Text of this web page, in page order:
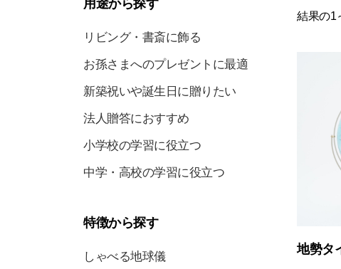
用途から探す
リビング・書斎に飾る
お孫さまへのプレゼントに最適
新築祝いや誕生日に贈りたい
法人贈答におすすめ
小学校の学習に役立つ
中学・高校の学習に役立つ
特徴から探す
しゃべる地球儀
結果の1
地勢タ